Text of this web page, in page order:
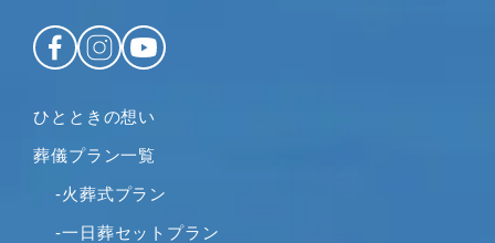
2022年11月
2022年10月
2022年8月
2022年7月
2022年6月
2022年5月
ひとときの想い
葬儀プラン一覧
-火葬式プラン
-一日葬セットプラン